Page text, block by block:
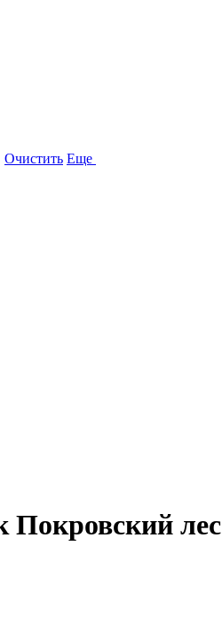
Очистить Еще
Покровский лес